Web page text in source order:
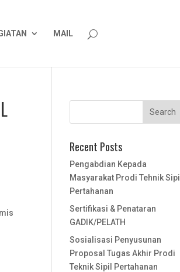
MAIL
Recent Posts
Pengabdian Kepada
Masyarakat Prodi Tehnik Sipil
Pertahanan
Sertifikasi & Penataran
GADIK/PELATH
Sosialisasi Penyusunan
Proposal Tugas Akhir Prodi
Teknik Sipil Pertahanan